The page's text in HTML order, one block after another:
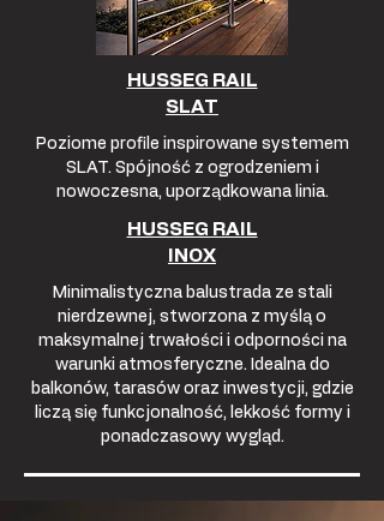
HUSSEG RAIL
SLAT
Poziome profile inspirowane systemem
SLAT. Spójność z ogrodzeniem i
nowoczesna, uporządkowana linia.
HUSSEG RAIL
INOX
Minimalistyczna balustrada ze stali
nierdzewnej, stworzona z myślą o
maksymalnej trwałości i odporności na
warunki atmosferyczne. Idealna do
balkonów, tarasów oraz inwestycji, gdzie
liczą się funkcjonalność, lekkość formy i
ponadczasowy wygląd.